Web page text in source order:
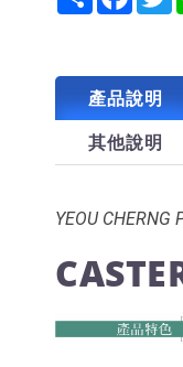
產品說明
其他說明
YEOU